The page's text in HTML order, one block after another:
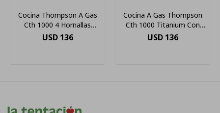
Cocina Thompson A Gas
Cth 1000 4 Hornallas
Blanca
USD 136
Cocina A Gas Thompson
Cth 1000 Titanium Con
Termocupla
USD 136